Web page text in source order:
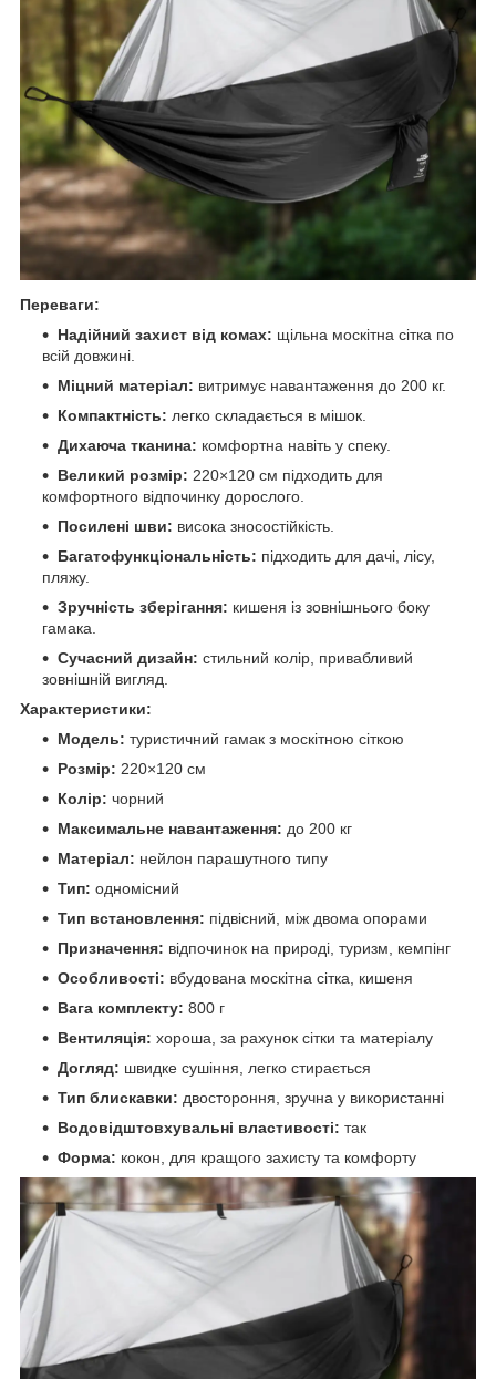
Переваги:
Надійний захист від комах: щільна москітна сітка по
всій довжині.
Міцний матеріал: витримує навантаження до 200 кг.
Компактність: легко складається в мішок.
Дихаюча тканина: комфортна навіть у спеку.
Великий розмір: 220×120 см підходить для
комфортного відпочинку дорослого.
Посилені шви: висока зносостійкість.
Багатофункціональність: підходить для дачі, лісу,
пляжу.
Зручність зберігання: кишеня із зовнішнього боку
гамака.
Сучасний дизайн: стильний колір, привабливий
зовнішній вигляд.
Характеристики:
Модель: туристичний гамак з москітною сіткою
Розмір: 220×120 см
Колір: чорний
Максимальне навантаження: до 200 кг
Матеріал: нейлон парашутного типу
Тип: одномісний
Тип встановлення: підвісний, між двома опорами
Призначення: відпочинок на природі, туризм, кемпінг
Особливості: вбудована москітна сітка, кишеня
Вага комплекту: 800 г
Вентиляція: хороша, за рахунок сітки та матеріалу
Догляд: швидке сушіння, легко стирається
Тип блискавки: двостороння, зручна у використанні
Водовідштовхувальні властивості: так
Форма: кокон, для кращого захисту та комфорту